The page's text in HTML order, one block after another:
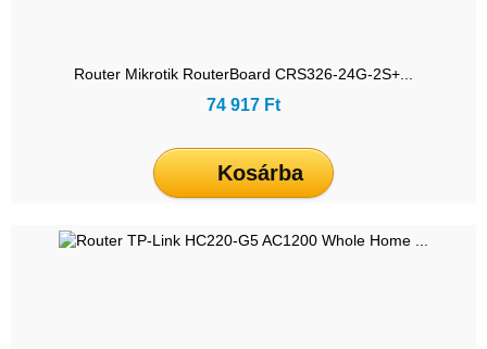
Router Mikrotik RouterBoard CRS326-24G-2S+...
74 917 Ft
Kosárba